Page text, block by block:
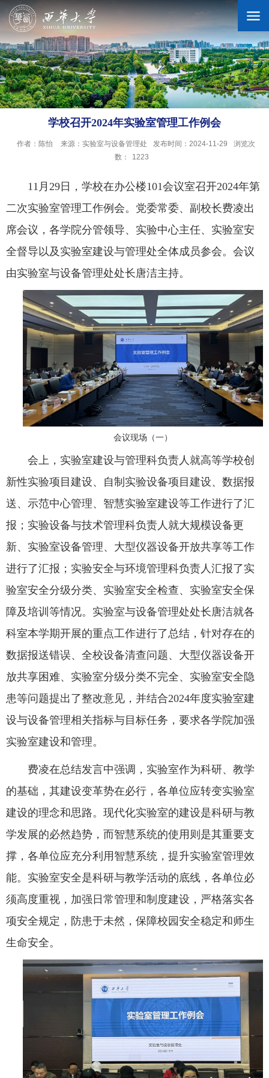
学校概况
科学研究
招生就业
合作交流
公共服务
人才招聘
学生
教职工
OA
教务系统
办事大厅
西华易班
图书馆
学校召开2024年实验室管理工作例会
作者：陈怡 来源：实验室与设备管理处 发布时间：2024-11-29
浏览次
数：
1223
11月29日，学校在办公楼101会议室召开2024年第
二次实验室管理工作例会。党委常委、副校长费凌出
席会议，各学院分管领导、实验中心主任、实验室安
全督导以及实验室建设与管理处全体成员参会。会议
由实验室与设备管理处处长唐洁主持。
会议现场（一）
会上，实验室建设与管理科负责人就高等学校创
新性实验项目建设、自制实验设备项目建设、数据报
送、示范中心管理、智慧实验室建设等工作进行了汇
报；实验设备与技术管理科负责人就大规模设备更
新、实验室设备管理、大型仪器设备开放共享等工作
进行了汇报；实验安全与环境管理科负责人汇报了实
验室安全分级分类、实验室安全检查、实验室安全保
障及培训等情况。实验室与设备管理处处长唐洁就各
科室本学期开展的重点工作进行了总结，针对存在的
数据报送错误、全校设备清查问题、大型仪器设备开
放共享困难、实验室分级分类不完全、实验室安全隐
患等问题提出了整改意见，并结合2024年度实验室建
设与设备管理相关指标与目标任务，要求各学院加强
实验室建设和管理。
费凌在总结发言中强调，实验室作为科研、教学
的基础，其建设变革势在必行，各单位应转变实验室
建设的理念和思路。现代化实验室的建设是科研与教
学发展的必然趋势，而智慧系统的使用则是其重要支
撑，各单位应充分利用智慧系统，提升实验室管理效
能。实验室安全是科研与教学活动的底线，各单位必
须高度重视，加强日常管理和制度建设，严格落实各
项安全规定，防患于未然‌，保障校园安全稳定和师生
生命安全。